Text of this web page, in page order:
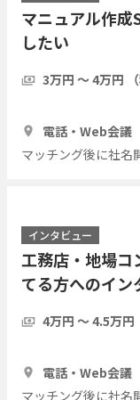
マニュアル作成
したい
3万円 〜 4万円 （
電話・Web会議
マッチング後に社名
インタビュー
工務店・地場コ
てる方へのイン
4万円 〜 4.5万円
電話・Web会議